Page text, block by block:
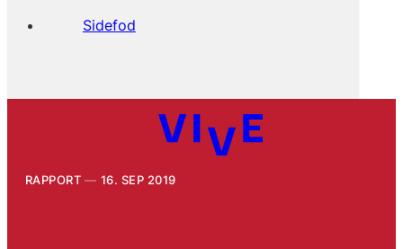
Sidefod
RAPPORT 16. SEP 2019